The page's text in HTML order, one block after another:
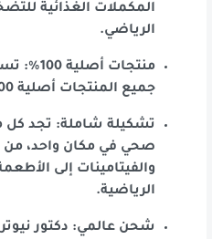
المكملات الغذائية
الرياضي.
منتجات
جميع المنتجات أصلية 100% وذات جودة عالية.
تشكيلة شاملة: تجد كل
صحي في مكان واحد، من
والفيتامينات إلى
الرياضية.
شحن عالمي: دكتور